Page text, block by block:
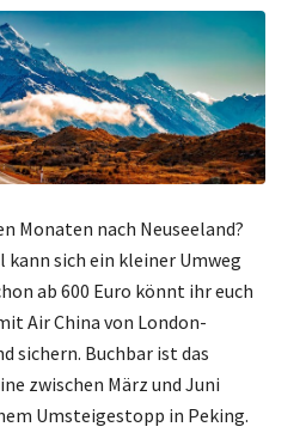
Monaten nach Neuseeland?
kann sich ein kleiner Umweg
ab 600 Euro könnt ihr euch
Air China von London-
sichern. Buchbar ist das
zwischen März und Juni
Umsteigestopp in Peking.